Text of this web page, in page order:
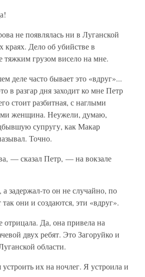
не появлялась ни в Луганской
краях. Дело об убийстве в
тяжким грузом висело на мне.
деле часто бывает это «вдруг»...
в разгар дня заходит ко мне Петр
стоит разбитная, с наглыми
женщина. Неужели, думаю,
супругу, как Макар
Точно.
— сказал Петр, — на вокзале
задержал-то он не случайно, по
они и создаются, эти «вдруг».
отрицала. Да, она привела на
двух ребят. Это Загоруйко и
области.
их на ночлег. Я устроила и